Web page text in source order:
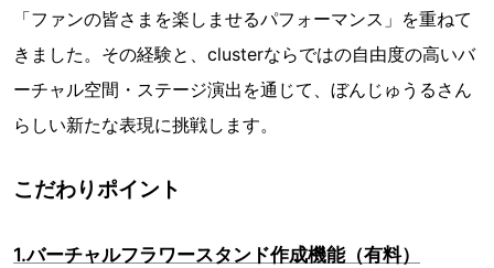
「ファンの皆さまを楽しませるパフォーマンス」を重ねて
きました。その経験と、clusterならではの自由度の高いバ
ーチャル空間・ステージ演出を通じて、ぼんじゅうるさん
らしい新たな表現に挑戦します。
こだわりポイント
1.バーチャルフラワースタンド作成機能（有料）